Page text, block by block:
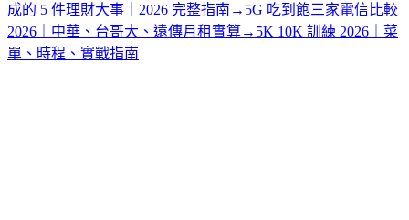
成的 5 件理財大事｜2026 完整指南 → 5G 吃到飽三家電信比較
2026｜中華、台哥大、遠傳月租實算→ 5K 10K 訓練 2026｜菜
單、時程、實戰指南